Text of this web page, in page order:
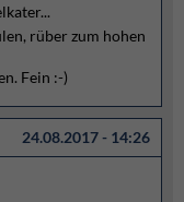
rüber zum hohen
Fein :-)
24.08.2017 - 14:26